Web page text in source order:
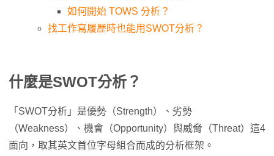
如何開始 TOWS 分析？
找工作寫履歷時也能用SWOT分析？
什麼是SWOT分析？
「SWOT分析」是優勢（Strength）、劣勢
（Weakness）、機會（Opportunity）與威脅（Threat）這4
面向，取其英文首位字母組合而成的分析框架。